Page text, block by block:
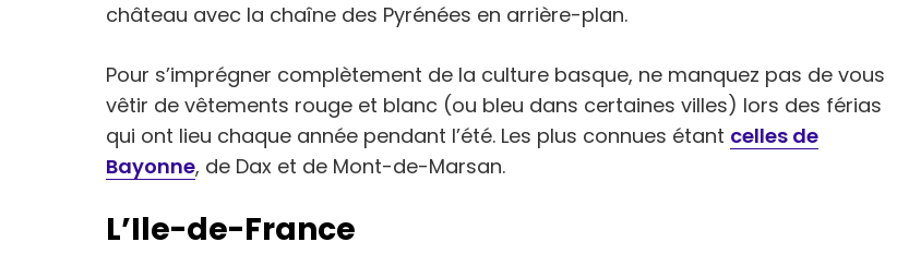
château avec la chaîne des Pyrénées en arrière-plan.
Pour s’imprégner complètement de la culture basque, ne manquez pas de vous
vêtir de vêtements rouge et blanc (ou bleu dans certaines villes) lors des férias
qui ont lieu chaque année pendant l’été. Les plus connues étant celles de
Bayonne, de Dax et de Mont-de-Marsan.
L’Ile-de-France